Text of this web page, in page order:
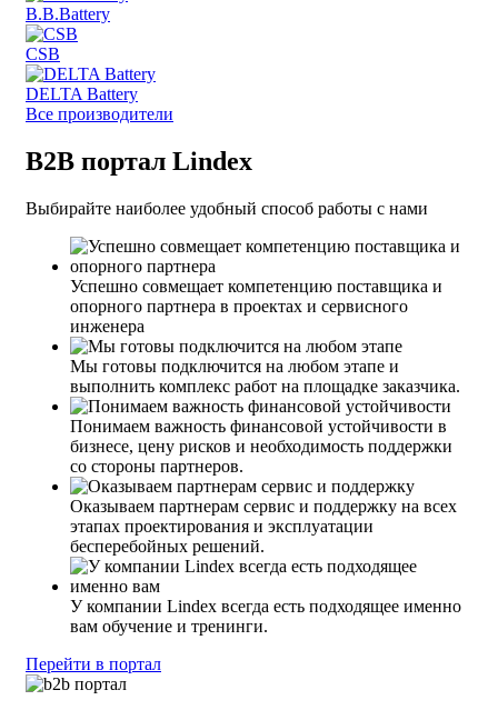
B.B.Battery
CSB
DELTA Battery
Все производители
B2B портал Lindex
Выбирайте наиболее удобный способ работы с нами
Успешно совмещает компетенцию поставщика и
опорного партнера в проектах и сервисного
инженера
Мы готовы подключится на любом этапе и
выполнить комплекс работ на площадке заказчика.
Понимаем важность финансовой устойчивости в
бизнесе, цену рисков и необходимость поддержки
со стороны партнеров.
Оказываем партнерам сервис и поддержку на всех
этапах проектирования и эксплуатации
бесперебойных решений.
У компании Lindex всегда есть подходящее именно
вам обучение и тренинги.
Перейти в портал